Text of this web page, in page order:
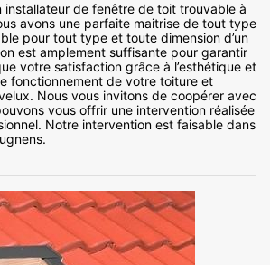
installateur de fenêtre de toit trouvable à
avons une parfaite maitrise de tout type
pour tout type et toute dimension d’un
est amplement suffisante pour garantir
votre satisfaction grâce à l’esthétique et
fonctionnement de votre toiture et
Nous vous invitons de coopérer avec
vous offrir une intervention réalisée
Notre intervention est faisable dans